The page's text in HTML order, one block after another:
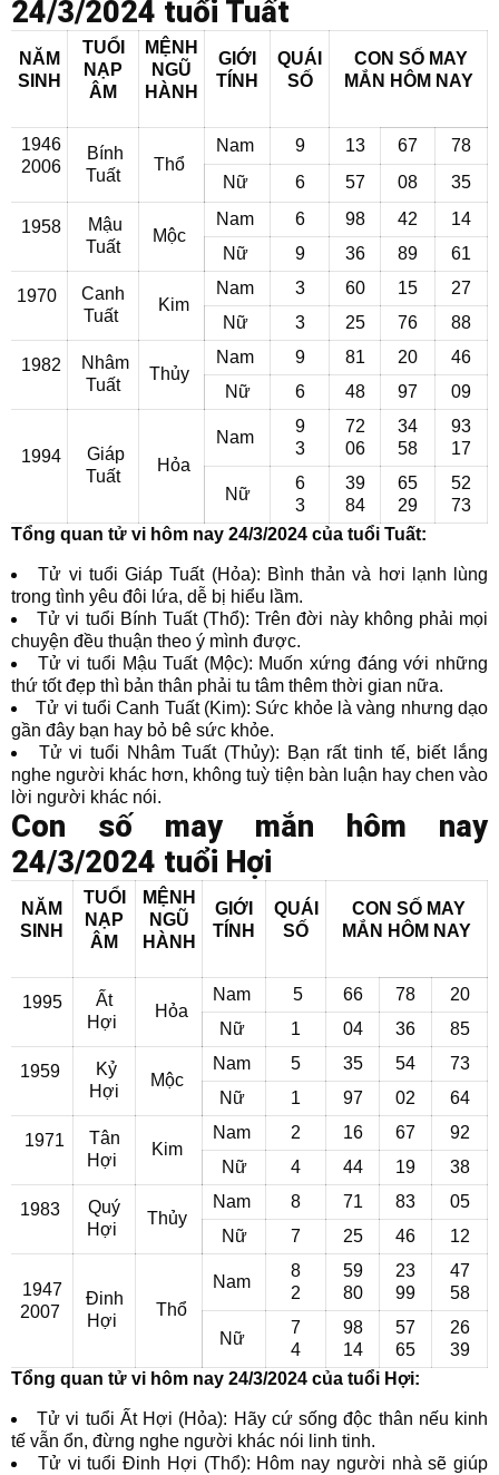
24/3/2024 tuổi Tuất
NĂM
SINH
TUỔI
NẠP
ÂM
MỆNH
NGŨ
HÀNH
GIỚI
TÍNH
QUÁI
SỐ
CON SỐ MAY
MẮN HÔM NAY
1946
2006
Bính
Tuất
Thổ
Nam 9 13 67
78
Nữ
6 57 08 35
1958
Mậu
Tuất
Mộc
Nam 6 98 42
14
Nữ
9 36 89 61
1970
Canh
Tuất
Kim
Nam 3 60 15
27
Nữ
3 25 76 88
1982
Nhâm
Tuất
Thủy
Nam 9 81 20
46
Nữ
6 48 97 09
1994
Giáp
Tuất
Hỏa
Nam
9
3
72
06
34
58
93
17
Nữ
6
3
39
84
65
29
52
73
Tổng quan tử vi hôm nay 24/3/2024 của tuổi Tuất:
Tử vi tuổi Giáp Tuất (Hỏa): Bình thản và hơi lạnh lùng
trong tình yêu đôi lứa, dễ bị hiểu lầm.
Tử vi tuổi Bính Tuất (Thổ): Trên đời này không phải mọi
chuyện đều thuận theo ý mình được.
Tử vi tuổi Mậu Tuất (Mộc): Muốn xứng đáng với những
thứ tốt đẹp thì bản thân phải tu tâm thêm thời gian nữa.
Tử vi tuổi Canh Tuất (Kim): Sức khỏe là vàng nhưng dạo
gần đây bạn hay bỏ bê sức khỏe.
Tử vi tuổi Nhâm Tuất (Thủy): Bạn rất tinh tế, biết lắng
nghe người khác hơn, không tuỳ tiện bàn luận hay chen vào
lời người khác nói.
Con số may mắn hôm nay
24/3/2024 tuổi Hợi
NĂM
SINH
TUỔI
NẠP
ÂM
MỆNH
NGŨ
HÀNH
GIỚI
TÍNH
QUÁI
SỐ
CON SỐ MAY
MẮN HÔM NAY
1995
Ất
Hợi
Hỏa
Nam 5 66 78
20
Nữ
1 04 36 85
1959
Kỷ
Hợi
Mộc
Nam 5 35 54
73
Nữ
1 97 02 64
1971
Tân
Hợi
Kim
Nam 2 16 67
92
Nữ
4 44 19 38
1983
Quý
Hợi
Thủy
Nam 8 71 83
05
Nữ
7 25 46 12
1947
2007
Đinh
Hợi
Thổ
Nam
8
2
59
80
23
99
47
58
Nữ
7
4
98
14
57
65
26
39
Tổng quan tử vi hôm nay 24/3/2024 của tuổi Hợi:
Tử vi tuổi Ất Hợi (Hỏa): Hãy cứ sống độc thân nếu kinh
tế vẫn ổn, đừng nghe người khác nói linh tinh.
Tử vi tuổi Đinh Hợi (Thổ): Hôm nay người nhà sẽ giúp